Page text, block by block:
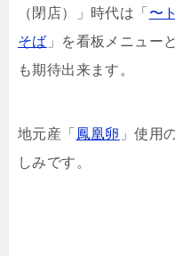
（閉店）」時代は「 〜
そば 」を看板メニュー
も期待出来ます。
地元産「 鳳凰卵 」使用
しみです。